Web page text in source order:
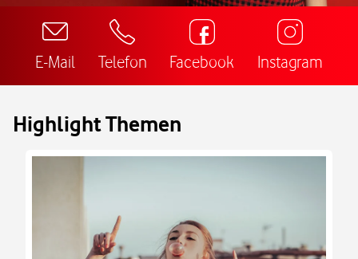
E-Mail Telefon Facebook Instagram
Highlight Themen